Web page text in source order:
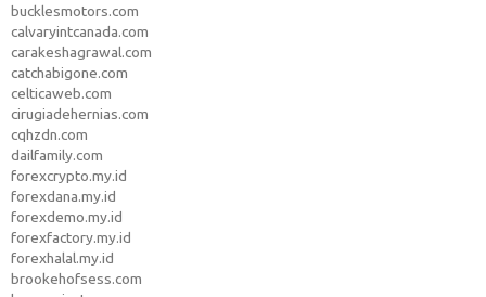
bucklesmotors.com
calvaryintcanada.com
carakeshagrawal.com
catchabigone.com
celticaweb.com
cirugiadehernias.com
cqhzdn.com
dailfamily.com
forexcrypto.my.id
forexdana.my.id
forexdemo.my.id
forexfactory.my.id
forexhalal.my.id
brookehofsess.com